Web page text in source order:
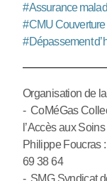
#Assurance
#CMU
#Dépassement
Organisation de
- CoMéGas
l’Accès aux Soins
Philippe Foucras
69 38 64
- SMG Syndicat